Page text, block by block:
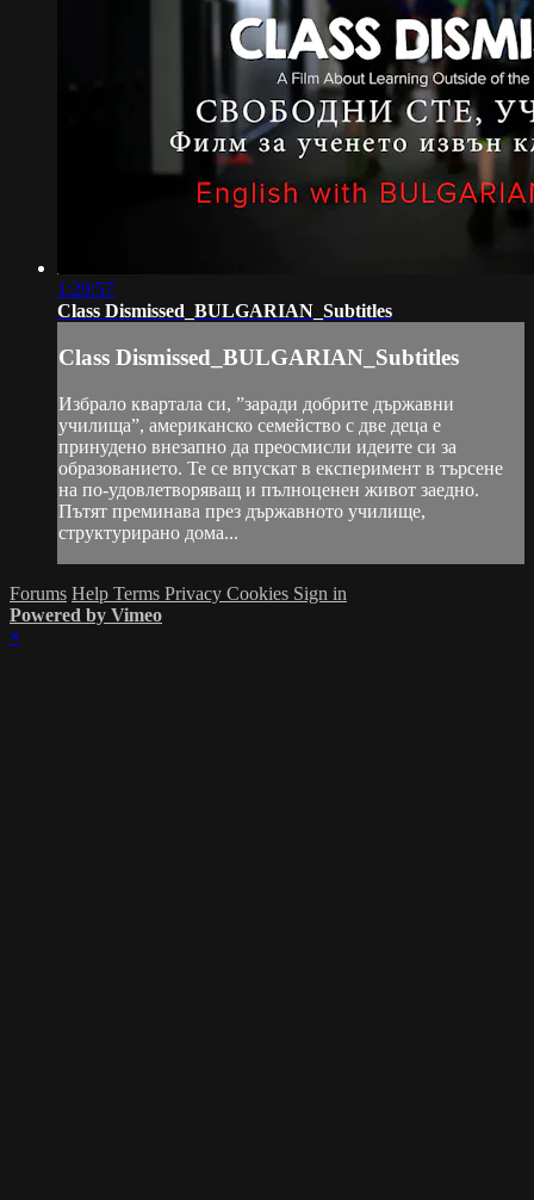
1:29:57
Class Dismissed_BULGARIAN_Subtitles
Class Dismissed_BULGARIAN_Subtitles
Избрало квартала си, ”заради добрите държавни
училища”, американско семейство с две деца е
принудено внезапно да преосмисли идеите си за
образованието. Те се впускат в експеримент в търсене
на по-удовлетворяващ и пълноценен живот заедно.
Пътят преминава през държавното училище,
структурирано дома...
Forums Help Terms Privacy Cookies Sign in
Powered by Vimeo
×